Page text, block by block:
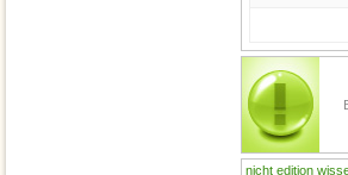
nicht edition